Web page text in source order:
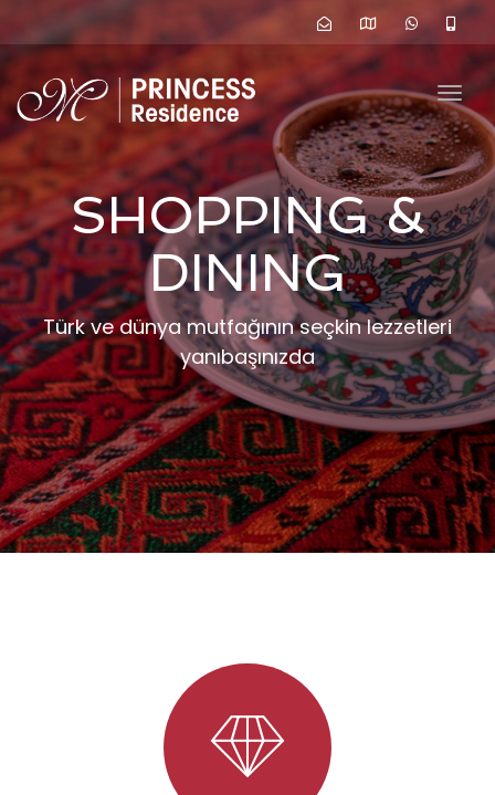
SHOPPING &
DINING
Türk ve dünya mutfağının seçkin lezzetleri
yanıbaşınızda